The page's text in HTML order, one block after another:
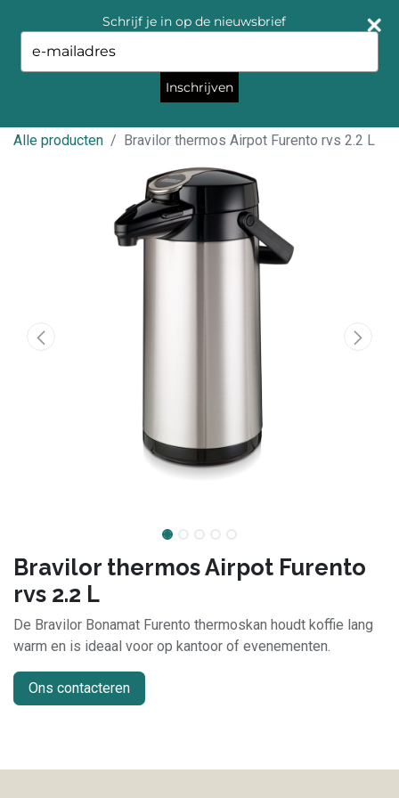
Alle producten Bravilor thermos Airpot Furento rvs 2.2 L
Bravilor thermos Airpot Furento
rvs 2.2 L
De Bravilor Bonamat Furento thermoskan houdt koffie lang
warm en is ideaal voor op kantoor of evenementen.
Ons contacteren
Schrijf je in op de nieuwsbrief
your
email
Inschrijven